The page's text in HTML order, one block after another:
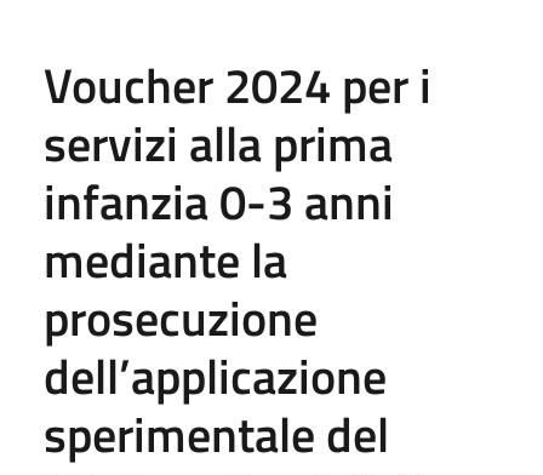
Voucher 2024 per i
servizi alla prima
infanzia 0-3 anni
mediante la
prosecuzione
dell’applicazione
sperimentale del